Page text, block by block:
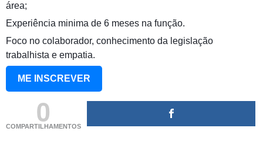
área;
Experiência minima de 6 meses na função.
Foco no colaborador, conhecimento da legislação
trabalhista e empatia.
ME INSCREVER
0
COMPARTILHAMENTOS